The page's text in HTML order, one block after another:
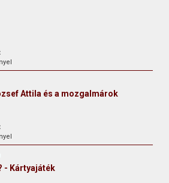
Attila és a mozgalmárok
- Kártyajáték